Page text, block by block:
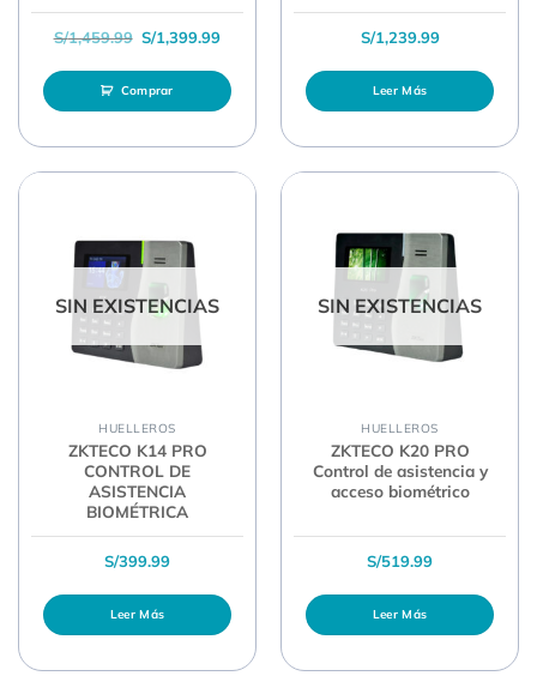
S/1,459.99 El precio original era: S/1,459.99.
S/1,399.99El precio actual es: S/1,399.99.
Comprar
S/1,239.99
Leer Más
SIN EXISTENCIAS
HUELLEROS
ZKTECO K14 PRO
CONTROL DE
ASISTENCIA
BIOMÉTRICA
S/399.99
Leer Más
SIN EXISTENCIAS
HUELLEROS
ZKTECO K20 PRO
Control de asistencia y
acceso biométrico
S/519.99
Leer Más